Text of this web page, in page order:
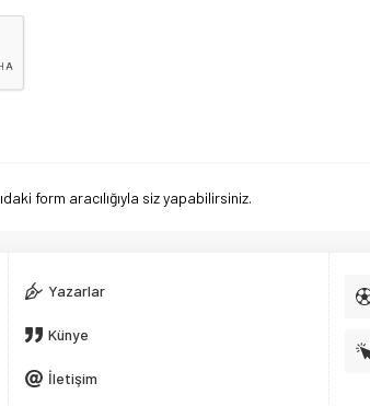
form aracılığıyla siz yapabilirsiniz.
Yazarlar
Künye
İletişim